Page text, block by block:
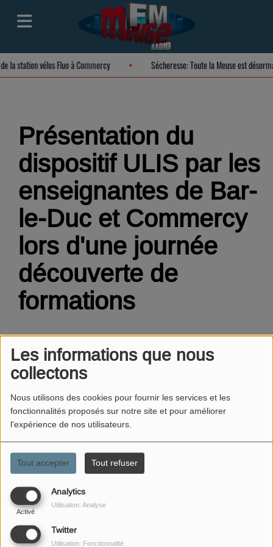
Les informations que nous
collectons
Nous utilisons des cookies pour fournir les services et les
fonctionnalités proposés sur notre site et pour améliorer
l'expérience de nos utilisateurs.
Tout accepter Tout refuser
Analytics
Activé
Utilisation: Analyse
Twitter
Utilisation: Fonctionnalité
de la station vélos Fluo à Commercy Sécheresse: Toute la Meuse est
Présentation du
dispositif ULIS par les
enseignantes de Bar-
le-Duc et Commercy
lors d'une journée
découverte de
formations
13 JANVIER 2025